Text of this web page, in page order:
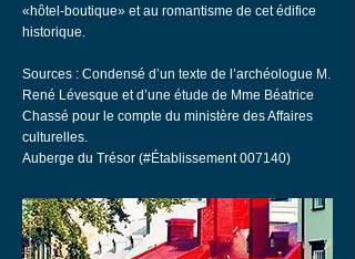
«hôtel-boutique» et au romantisme de cet édifice
historique.
Sources : Condensé d’un texte de l’archéologue M.
René Lévesque et d’une étude de Mme Béatrice
Chassé pour le compte du ministère des Affaires
culturelles.
Auberge du Trésor (#Établissement 007140)